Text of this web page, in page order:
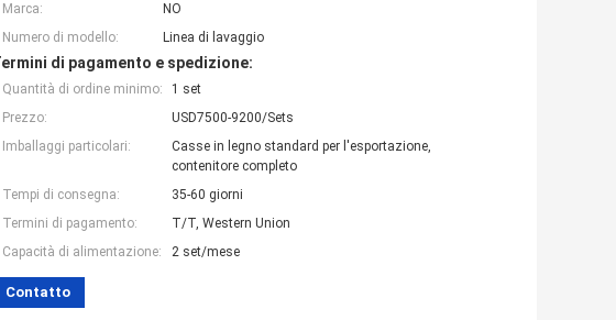
Marca:
NO
Numero di modello:
Linea di lavaggio
di pagamento e spedizione:
Quantità di ordine minimo:
1 set
Prezzo:
USD7500-9200/Sets
Imballaggi particolari:
Casse in legno standard per l'esportazione,
contenitore completo
Tempi di consegna:
35-60 giorni
Termini di pagamento:
T/T, Western Union
Capacità di alimentazione:
2 set/mese
Contatto